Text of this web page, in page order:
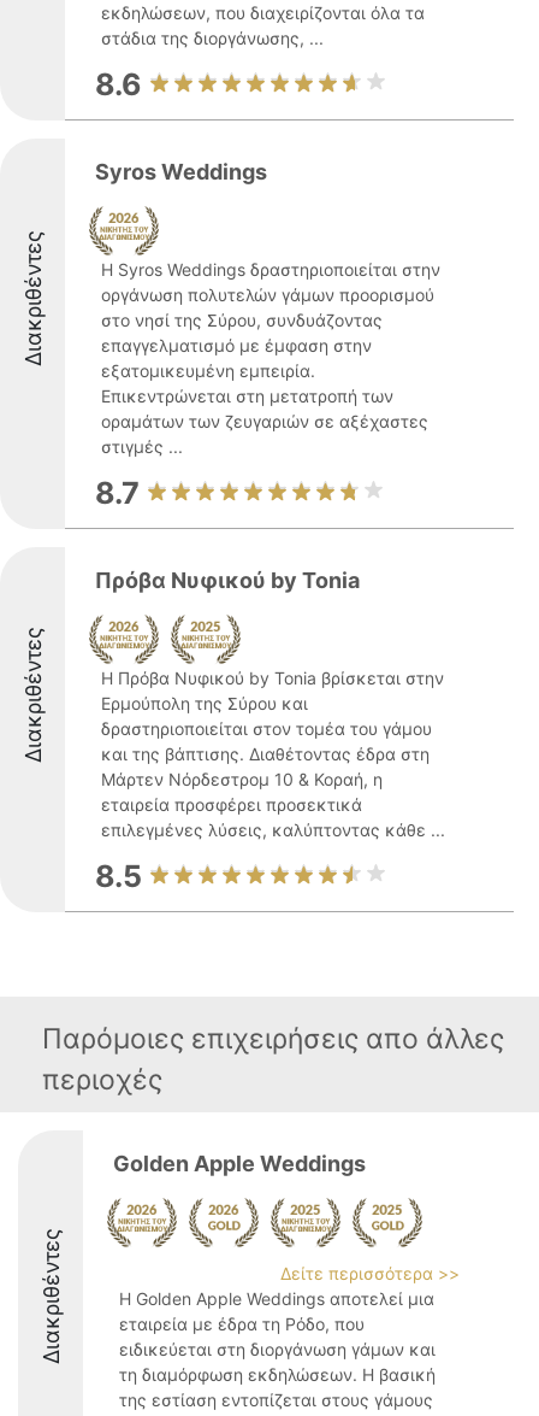
εκδηλώσεων, που διαχειρίζονται όλα τα
στάδια της διοργάνωσης, ...
8.6
Διακριθέντες
Syros Weddings
Η Syros Weddings δραστηριοποιείται στην
οργάνωση πολυτελών γάμων προορισμού
στο νησί της Σύρου, συνδυάζοντας
επαγγελματισμό με έμφαση στην
εξατομικευμένη εμπειρία.
Επικεντρώνεται στη μετατροπή των
οραμάτων των ζευγαριών σε αξέχαστες
στιγμές ...
8.7
Διακριθέντες
Πρόβα Νυφικού by Tonia
Η Πρόβα Νυφικού by Tonia βρίσκεται στην
Ερμούπολη της Σύρου και
δραστηριοποιείται στον τομέα του γάμου
και της βάπτισης. Διαθέτοντας έδρα στη
Μάρτεν Νόρδεστρομ 10 & Κοραή, η
εταιρεία προσφέρει προσεκτικά
επιλεγμένες λύσεις, καλύπτοντας κάθε ...
8.5
Παρόμοιες επιχειρήσεις απο άλλες
περιοχές
Διακριθέντες
Golden Apple Weddings
Δείτε περισσότερα >>
Η Golden Apple Weddings αποτελεί μια
εταιρεία με έδρα τη Ρόδο, που
ειδικεύεται στη διοργάνωση γάμων και
τη διαμόρφωση εκδηλώσεων. Η βασική
της εστίαση εντοπίζεται στους γάμους